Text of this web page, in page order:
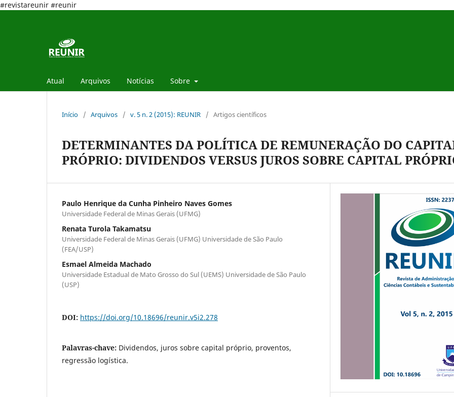
#revistareunir #reunir
Atual Arquivos Notícias Sobre
Início / Arquivos / v. 5 n. 2 (2015): REUNIR / Artigos científicos
DETERMINANTES DA POLÍTICA DE REMUNERAÇÃO DO
PRÓPRIO: DIVIDENDOS VERSUS JUROS SOBRE CAPITAL
Paulo Henrique da Cunha Pinheiro Naves Gomes
Universidade Federal de Minas Gerais (UFMG)
Renata Turola Takamatsu
Universidade Federal de Minas Gerais (UFMG) Universidade de São Paulo
(FEA/USP)
Esmael Almeida Machado
Universidade Estadual de Mato Grosso do Sul (UEMS) Universidade de São Paulo
(USP)
DOI: https://doi.org/10.18696/reunir.v5i2.278
Palavras-chave: Dividendos, juros sobre capital próprio, proventos,
regressão logística.